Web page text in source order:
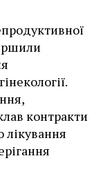
контракти
лікування